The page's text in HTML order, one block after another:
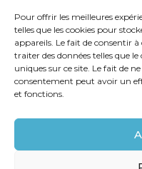
Pour offrir les meilleures
telles que les cookies pour
appareils. Le fait de consentir
traiter des données telles que
uniques sur ce site. Le fait de
consentement peut avoir un
et fonctions.
FaceBook
Twitter
Footer
62 rue Ampère